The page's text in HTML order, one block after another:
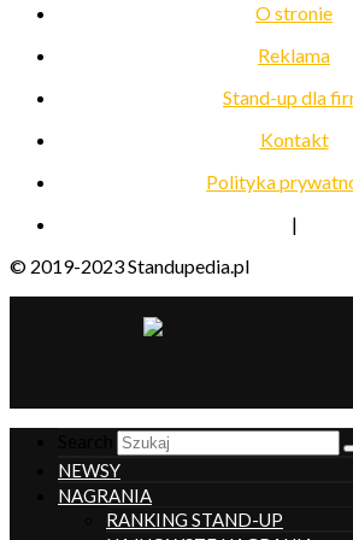
O stronie
Reklama
Stand-up dla
Kontakt
Polityka
|
© 2019-2023 Standupedia.pl
NEWSY
NAGRANIA
RANKING STAND-UP